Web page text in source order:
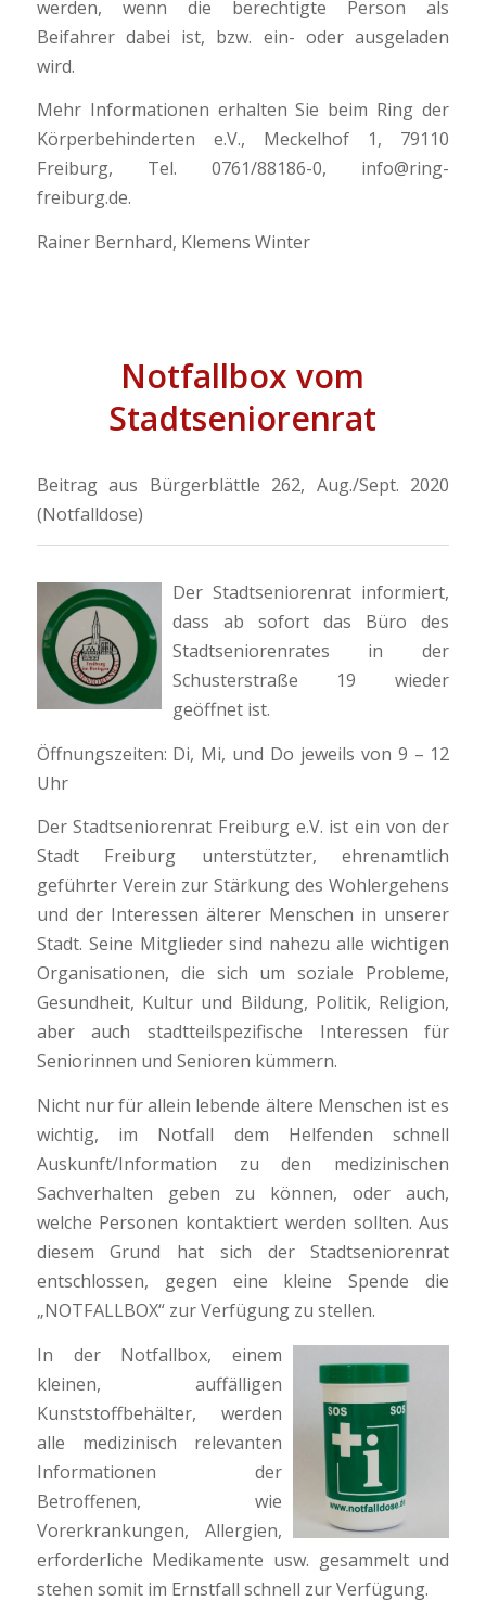
werden, wenn die berechtigte Person als
Beifahrer dabei ist, bzw. ein- oder ausgeladen
wird.
Mehr Informationen erhalten Sie beim Ring der
Körperbehinderten e.V., Meckelhof 1, 79110
Freiburg, Tel. 0761/88186-0, info@ring-
freiburg.de.
Rainer Bernhard, Klemens Winter
Notfallbox vom
Stadtseniorenrat
Beitrag aus Bürgerblättle 262, Aug./Sept. 2020
(Notfalldose)
Der Stadtseniorenrat informiert,
dass ab sofort das Büro des
Stadtseniorenrates in der
Schusterstraße 19 wieder
geöffnet ist.
Öffnungszeiten: Di, Mi, und Do jeweils von 9 – 12
Uhr
Der Stadtseniorenrat Freiburg e.V. ist ein von der
Stadt Freiburg unterstützter, ehrenamtlich
geführter Verein zur Stärkung des Wohlergehens
und der Interessen älterer Menschen in unserer
Stadt. Seine Mitglieder sind nahezu alle wichtigen
Organisationen, die sich um soziale Probleme,
Gesundheit, Kultur und Bildung, Politik, Religion,
aber auch stadtteilspezifische Interessen für
Seniorinnen und Senioren kümmern.
Nicht nur für allein lebende ältere Menschen ist es
wichtig, im Notfall dem Helfenden schnell
Auskunft/Information zu den medizinischen
Sachverhalten geben zu können, oder auch,
welche Personen kontaktiert werden sollten. Aus
diesem Grund hat sich der Stadtseniorenrat
entschlossen, gegen eine kleine Spende die
„NOTFALLBOX“ zur Verfügung zu stellen.
In der Notfallbox, einem
kleinen, auffälligen
Kunststoffbehälter, werden
alle medizinisch relevanten
Informationen der
Betroffenen, wie
Vorerkrankungen, Allergien,
erforderliche Medikamente usw. gesammelt und
stehen somit im Ernstfall schnell zur Verfügung.